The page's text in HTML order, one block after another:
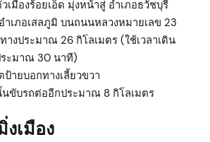
เมืองร้อยเอ็ด มุ่งหน้าสู่ อำเภอธวัชบุรี
ำเภอเสลภูมิ บนถนนหลวงหมายเลข 23
างประมาณ 26 กิโลเมตร (ใช้เวลาเดิน
ะมาณ 30 นาที)
ป้ายบอกทางเลี้ยวขวา
ขับรถต่ออีกประมาณ 8 กิโลเมตร
งเมือง